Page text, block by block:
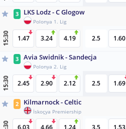
3 LKS Lodz - C Glogow
Polonya 1. Lig
15:30 1.47 3.24 4.19 2.5 1.60
3 Avia Swidnik - Sandecja
Polonya 2. Lig
15:30 2.45 2.90 2.12 2.5 1.69
2 Kilmarnock - Celtic
İskoçya Premiership
6.03 4.66 1.24 3.5 1.53